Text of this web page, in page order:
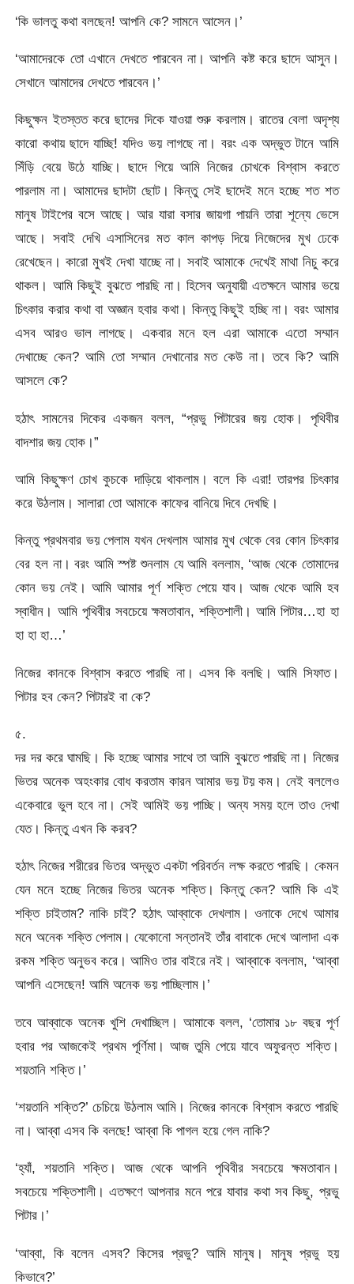
‘কি ভালতু কথা বলছেন! আপনি কে? সামনে আসেন।’
‘আমাদেরকে তো এখানে দেখতে পারবেন না। আপনি কষ্ট করে ছাদে আসুন।
সেখানে আমাদের দেখতে পারবেন।’
কিছুক্ষন ইতস্তত করে ছাদের দিকে যাওয়া শুরু করলাম। রাতের বেলা অদৃশ্য
কারো কথায় ছাদে যাচ্ছি! যদিও ভয় লাগছে না। বরং এক অদ্ভুত টানে আমি
সিঁড়ি বেয়ে উঠে যাচ্ছি। ছাদে গিয়ে আমি নিজের চোখকে বিশ্বাস করতে
পারলাম না। আমাদের ছাদটা ছোট। কিন্তু সেই ছাদেই মনে হচ্ছে শত শত
মানুষ টাইপের বসে আছে। আর যারা বসার জায়গা পায়নি তারা শূন্যে ভেসে
আছে। সবাই দেখি এসাসিনের মত কাল কাপড় দিয়ে নিজেদের মুখ ঢেকে
রেখেছেন। কারো মুখই দেখা যাচ্ছে না। সবাই আমাকে দেখেই মাথা নিচু করে
থাকল। আমি কিছুই বুঝতে পারছি না। হিসেব অনুযায়ী এতক্ষনে আমার ভয়ে
চিৎকার করার কথা বা অজ্ঞান হবার কথা। কিন্তু কিছুই হচ্ছি না। বরং আমার
এসব আরও ভাল লাগছে। একবার মনে হল এরা আমাকে এতো সম্মান
দেখাচ্ছে কেন? আমি তো সম্মান দেখানোর মত কেউ না। তবে কি? আমি
আসলে কে?
হঠাৎ সামনের দিকের একজন বলল, “প্রভু পিটারের জয় হোক। পৃথিবীর
বাদশার জয় হোক।”
আমি কিছুক্ষণ চোখ কুচকে দাড়িয়ে থাকলাম। বলে কি এরা! তারপর চিৎকার
করে উঠলাম। সালারা তো আমাকে কাফের বানিয়ে দিবে দেখছি।
কিন্তু প্রথমবার ভয় পেলাম যখন দেখলাম আমার মুখ থেকে বের কোন চিৎকার
বের হল না। বরং আমি স্পষ্ট শুনলাম যে আমি বললাম, ‘আজ থেকে তোমাদের
কোন ভয় নেই। আমি আমার পূর্ণ শক্তি পেয়ে যাব। আজ থেকে আমি হব
স্বাধীন। আমি পৃথিবীর সবচেয়ে ক্ষমতাবান, শক্তিশালী। আমি পিটার…হা হা
হা হা হা…’
নিজের কানকে বিশ্বাস করতে পারছি না। এসব কি বলছি। আমি সিফাত।
পিটার হব কেন? পিটারই বা কে?
৫.
দর দর করে ঘামছি। কি হচ্ছে আমার সাথে তা আমি বুঝতে পারছি না। নিজের
ভিতর অনেক অহংকার বোধ করতাম কারন আমার ভয় টয় কম। নেই বললেও
একেবারে ভুল হবে না। সেই আমিই ভয় পাচ্ছি। অন্য সময় হলে তাও দেখা
যেত। কিন্তু এখন কি করব?
হঠাৎ নিজের শরীরের ভিতর অদ্ভুত একটা পরিবর্তন লক্ষ করতে পারছি। কেমন
যেন মনে হচ্ছে নিজের ভিতর অনেক শক্তি। কিন্তু কেন? আমি কি এই
শক্তি চাইতাম? নাকি চাই? হঠাৎ আব্বাকে দেখলাম। ওনাকে দেখে আমার
মনে অনেক শক্তি পেলাম। যেকোনো সন্তানই তাঁর বাবাকে দেখে আলাদা এক
রকম শক্তি অনুভব করে। আমিও তার বাইরে নই। আব্বাকে বললাম, ‘আব্বা
আপনি এসেছেন! আমি অনেক ভয় পাচ্ছিলাম।’
তবে আব্বাকে অনেক খুশি দেখাচ্ছিল। আমাকে বলল, ‘তোমার ১৮ বছর পূর্ণ
হবার পর আজকেই প্রথম পূর্ণিমা। আজ তুমি পেয়ে যাবে অফুরন্ত শক্তি।
শয়তানি শক্তি।’
‘শয়তানি শক্তি?’ চেচিয়ে উঠলাম আমি। নিজের কানকে বিশ্বাস করতে পারছি
না। আব্বা এসব কি বলছে! আব্বা কি পাগল হয়ে গেল নাকি?
‘হ্যাঁ, শয়তানি শক্তি। আজ থেকে আপনি পৃথিবীর সবচেয়ে ক্ষমতাবান।
সবচেয়ে শক্তিশালী। এতক্ষণে আপনার মনে পরে যাবার কথা সব কিছু, প্রভু
পিটার।’
‘আব্বা, কি বলেন এসব? কিসের প্রভু? আমি মানুষ। মানুষ প্রভু হয়
কিভাবে?’